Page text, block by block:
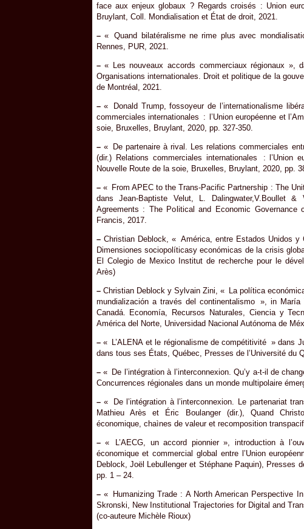
face aux enjeux globaux ? Regards croisés : Union
Bruylant, Coll. Mondialisation et État de droit, 2021.
–« Quand bilatéralisme ne rime plus avec
Rennes, PUR, 2021.
–« Les nouveaux accords commerciaux régionaux »,
Organisations internationales. Droit et politique de la
de Montréal, 2021.
–« Donald Trump, fossoyeur de l’internationalisme
commerciales internationales : l’Union européenne et
soie, Bruxelles, Bruylant, 2020, pp. 327-350.
–« De partenaire à rival. Les relations commerciales
(dir.) Relations commerciales internationales : l’Union
Nouvelle Route de la soie, Bruxelles, Bruylant, 2020, pp.
–« From APEC to the Trans-Pacific Partnership : The
dans Jean-Baptiste Velut, L. Dalingwater,V.Boullet
Agreements : The Political and Economic Governance
Francis, 2017.
–Christian Deblock, « América, entre Estados Unidos y
Dimensiones sociopolíticasy económicas de la crisis
El Colegio de Mexico Institut de recherche pour le
Arès)
–Christian Deblock y Sylvain Zini, « La política
mundialización a través del continentalismo », in María
Canadá. Economía, Recursos Naturales, Ciencia y
América del Norte, Universidad Nacional Autónoma de
–« L’ALENA et le régionalisme de compétitivité » dans
dans tous ses États, Québec, Presses de l’Université du
–« De l’intégration à l’interconnexion. Qu’y a-t-il de
Concurrences régionales dans un monde multipolaire
–« De l’intégration à l’interconnexion. Le partenariat
Mathieu Arès et Éric Boulanger (dir.), Quand
économique, chaìnes de valeur et recomposition
–« L’AECG, un accord pionnier », introduction à
économique et commercial global entre l’Union
Deblock, Joël Lebullenger et Stéphane Paquin), Presses
pp. 1 – 24.
–« Humanizing Trade : A North American Perspective
Skronski, New Institutional Trajectories for Digital and
(co-auteure Michèle Rioux)